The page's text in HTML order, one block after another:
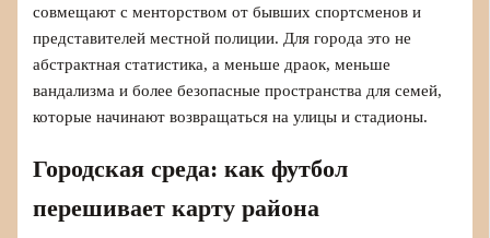
совмещают с менторством от бывших спортсменов и
представителей местной полиции. Для города это не
абстрактная статистика, а меньше драок, меньше
вандализма и более безопасные пространства для семей,
которые начинают возвращаться на улицы и стадионы.
Городская среда: как футбол
перешивает карту района